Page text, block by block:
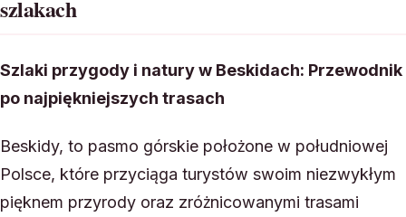
szlakach
Szlaki przygody i natury w Beskidach: Przewodnik
po najpiękniejszych trasach
Beskidy, to pasmo górskie położone w południowej
Polsce, które przyciąga turystów swoim niezwykłym
pięknem przyrody oraz zróżnicowanymi trasami